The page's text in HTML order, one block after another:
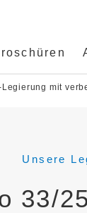
mit
Unsere
33/